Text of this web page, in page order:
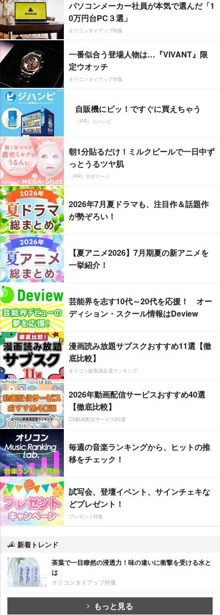
パソコンメーカー社員が本気で選んだ「1
0万円台PC３選」
オリコンタイアップ特集
一番似合う登場人物は…『VIVANT』限
定ウオッチ
オリコンタイアップ特集
自販機にピッ！ですぐに買えちゃう
（PR）ジハンピ
朝1分貼るだけ！ミルクピールで一日中ず
っとうるツヤ肌
（PR）サボリーノ
2026年7月夏ドラマも、注目作＆話題作
が勢ぞろい！
【夏アニメ2026】7月期夏の新アニメを
一挙紹介！
芸能界を志す10代～20代を応援！ オー
ディション・スクール情報はDeview
漫画読み放題サブスクおすすめ11選【徹
底比較】
オリコン顧客満足度ランキング
2026年動画配信サービスおすすめ40選
【徹底比較】
CS動画配信サービス20選
毎週の音楽ランキングから、ヒットの推
移をチェック！
試写会、登壇イベント、サインチェキな
どプレゼント！
プレゼント特集
新着トレンド
茶葉で一目瞭然の浸透力！味の違いに衝撃を受ける水と
は
オリコンタイアップ特集
もっと見る